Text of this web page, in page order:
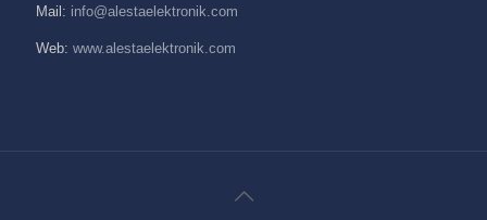
Mail: info@alestaelektronik.com
Web: www.alestaelektronik.com